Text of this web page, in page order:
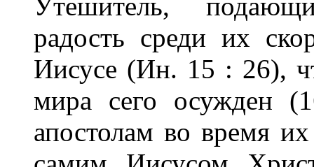
радость среди их
Иисусе (Ин. 15 : 26),
мира сего осужден
апостолам во время